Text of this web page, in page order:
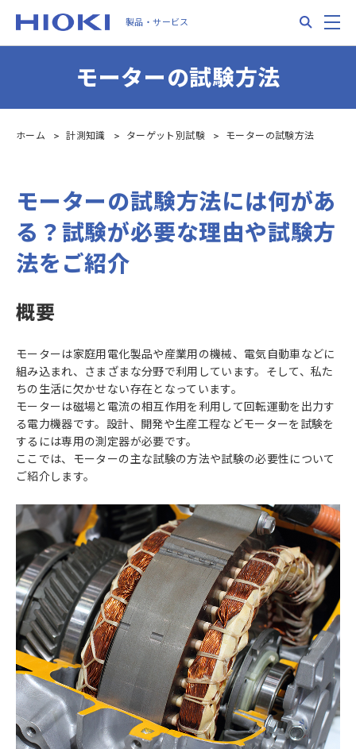
main
製品・サービス
モーターの試験方法
ホーム 計測知識 ターゲット別試験 モーターの試験方法
モーターの試験方法には何があ
る？試験が必要な理由や試験方
法をご紹介
概要
モーターは家庭用電化製品や産業用の機械、電気自動車などに
組み込まれ、さまざまな分野で利用しています。そして、私た
ちの生活に欠かせない存在となっています。
モーターは磁場と電流の相互作用を利用して回転運動を出力す
る電力機器です。設計、開発や生産工程などモーターを試験を
するには専用の測定器が必要です。
ここでは、モーターの主な試験の方法や試験の必要性について
ご紹介します。